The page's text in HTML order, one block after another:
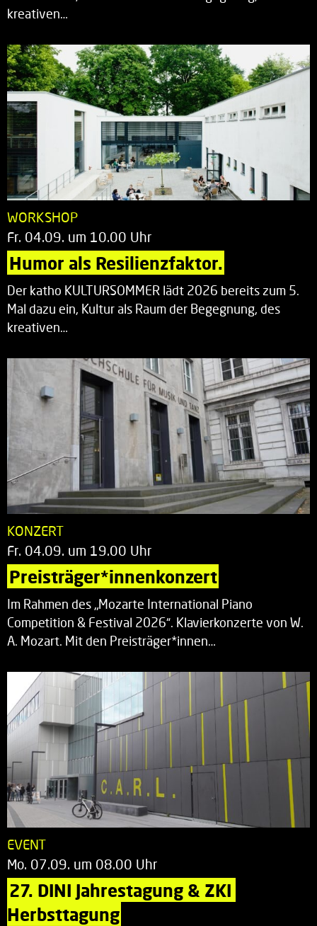
kreativen…
WORKSHOP
Fr. 04.09. um 10.00 Uhr
Humor als Resilienzfaktor.
Der katho KULTURSOMMER lädt 2026 bereits zum 5.
Mal dazu ein, Kultur als Raum der Begegnung, des
kreativen…
KONZERT
Fr. 04.09. um 19.00 Uhr
Preisträger*innenkonzert
Im Rahmen des „Mozarte International Piano
Competition & Festival 2026“. Klavierkonzerte von W.
A. Mozart. Mit den Preisträger*innen…
EVENT
Mo. 07.09. um 08.00 Uhr
27. DINI Jahrestagung & ZKI
Herbsttagung